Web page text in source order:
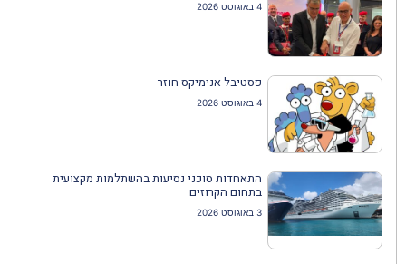
4 באוגוסט 2026
פסטיבל אנימיקס חוזר
4 באוגוסט 2026
התאחדות סוכני נסיעות בהשתלמות מקצועית
בתחום הקרוזים
3 באוגוסט 2026